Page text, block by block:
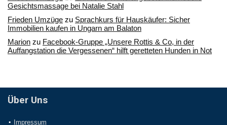
Gesichtsmassage bei Natalie Stahl
Frieden Umzüge zu Sprachkurs für Hauskäufer: Sicher
Immobilien kaufen in Ungarn am Balaton
Marion zu Facebook-Gruppe „Unsere Rottis & Co, in der
Auffangstation die Vergessenen“ hilft geretteten Hunden in Not
Über Uns
Impressum